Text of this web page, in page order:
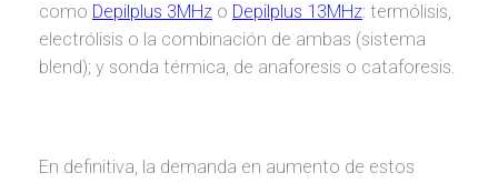
como Depilplus 3MHz o Depilplus 13MHz: termólisis,
electrólisis o la combinación de ambas (sistema
blend); y sonda térmica, de anaforesis o cataforesis.
En definitiva, la demanda en aumento de estos